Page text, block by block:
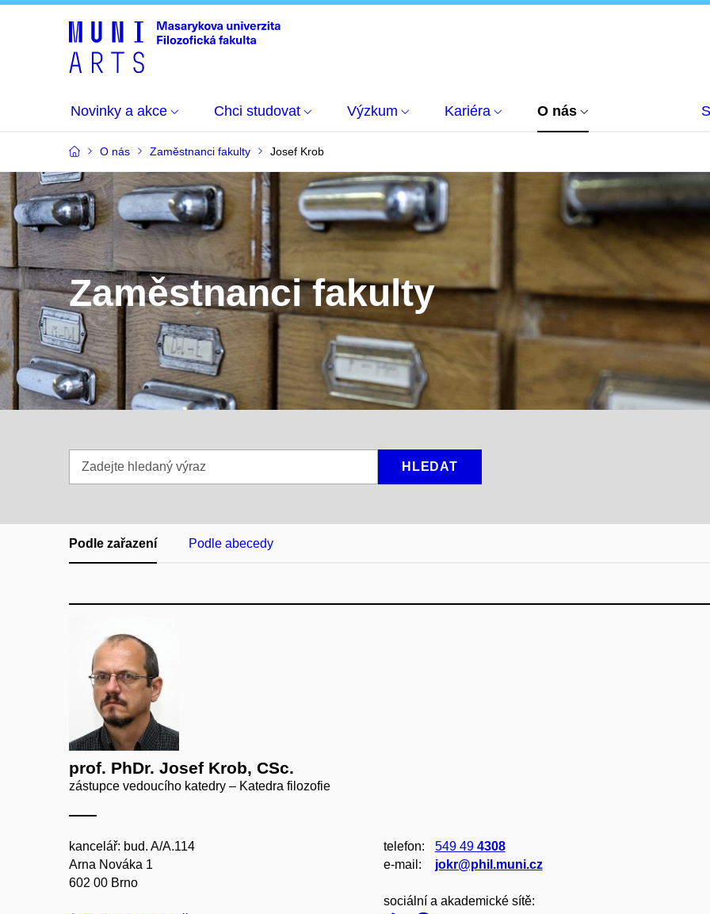
Novinky a akce Chci studovat Výzkum Kariéra O nás
O nás Zaměstnanci fakulty Josef Krob
Zaměstnanci fakulty
hledaný
HLEDAT
Podle zařazení Podle abecedy
prof. PhDr. Josef Krob, CSc.
zástupce vedoucího katedry – Katedra filozofie
kancelář: bud. A/A.114
Arna Nováka 1
602 00 Brno
telefon: 549 49 4308
e‑mail:
jokr@phil.muni.cz
sociální a akademické sítě: